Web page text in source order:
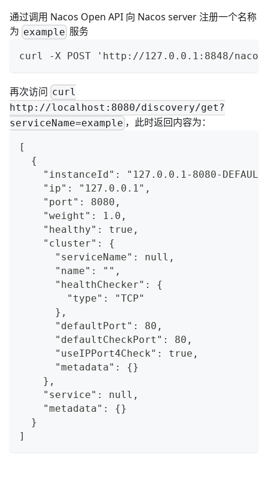
通过调用 Nacos Open API 向 Nacos server 注册一个名称
为 example 服务
curl -X POST 'http://127.0.0.1:8848/nacos/
再次访问 curl
http://localhost:8080/discovery/get?
serviceName=example ，此时返回内容为：
[
  {
"instanceId": "127.0.0.1-8080-
    "ip": "127.0.0.1",
    "port": 8080,
    "weight": 1.0,
    "healthy": true,
    "cluster": {
      "serviceName": null,
      "name": "",
      "healthChecker": {
        "type": "TCP"
      },
      "defaultPort": 80,
      "defaultCheckPort": 80,
      "useIPPort4Check": true,
      "metadata": {}
    },
    "service": null,
    "metadata": {}
  }
]